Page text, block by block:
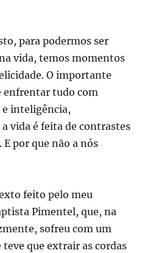
para podermos ser
vida, temos momentos
O importante
enfrentar tudo com
inteligência,
vida é feita de contrastes
por que não a nós
feito pelo meu
Pimentel, que, na
sofreu com um
que extrair as cordas